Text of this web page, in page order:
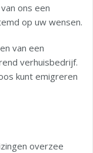
ons een
op uw wensen.
van een
verhuisbedrijf.
kunt emigreren
overzee